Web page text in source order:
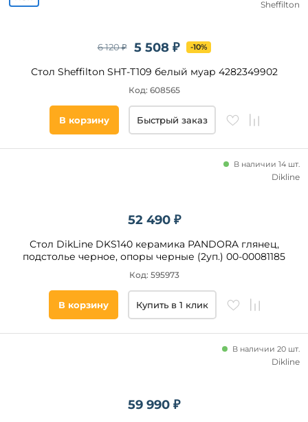
5 508 ₽
6 120 ₽ -10%
Стол Sheffilton SHT-T109 белый муар 4282349902
Код: 608565
Sheffilton
В корзину Быстрый заказ
52 490 ₽
Стол DikLine DKS140 керамика PANDORA глянец,
подстолье черное, опоры черные (2уп.) 00-00081185
В наличии 14 шт.
Код: 595973
Dikline
В корзину Купить в 1 клик
59 990 ₽
В наличии 20 шт.
Dikline